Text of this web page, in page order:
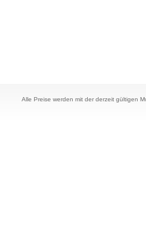
Alle Preise werden mit der derzeit gültigen